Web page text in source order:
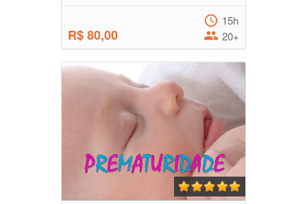
R$ 80,00
15h
20+